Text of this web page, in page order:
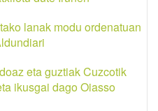
lanak modu ordenatuan
eta guztiak Cuzcotik
ikusgai dago Oiasso